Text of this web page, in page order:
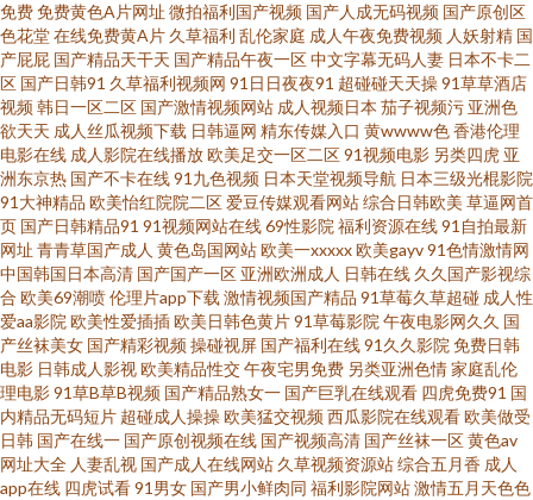
乱 四虎四虎色AV 91呦在线观看 欧美日韩中出 91非常黄男女爆躁N 久久国产
精选久久 91N在线视频 国产精品视频99 婷婷妞妞基地 AV亚洲先锋 日韩一二
三AV 99热青草 日韩欧美爱爱 91人人妻人人干 欧韩美女成人视频 91官方网页
免费 黄色资源 91福利在线播放 欧美第二页午夜 91海角视频 欧美日韩成人免
费 91免费网观看 老司机91福利在线 91抖音 国产精品国产精品国 91com在现
免费网站 精品久久免费人妻 影视先锋中文AV少妇 超碰自拍97 日韩精品成人
wwwav热 日韩久久中文 91网站视频免费看 日韩成人久草青青 91系列在线 先
锋av资源站 av伊人蜜桃 视频网址入口 av在线资源网站 韩日AV一本 蜜桃视频
免费免费黄色A片网址 微拍福利国产视频 国产人成无码视频 国产原创区
色花堂在线免费黄A片 久草福利 乱伦家庭 成人午夜免费视频 人妖射精 国
产屁屁 国产精品天干天 国产精品午夜一区中文字幕无码人妻 日本不卡二
区 国产日韩91 久草福利视频网 91日日夜夜91 超碰碰天天操91草草酒店
视频韩日一区二区 国产激情视频网站 成人视频日本 茄子视频污 亚洲色
欲天天 成人丝瓜视频下载 日韩逼网 精东传媒入口 黄wwww色香港伦理
电影在线 成人影院在线播放欧美足交一区二区91视频电影 另类四虎 亚
洲东京热 国产不卡在线91九色视频 日本天堂视频导航 日本三级光棍影院
91大神精品 欧美怡红院院二区爱豆传媒观看网站综合日韩欧美 草逼网首
页 国产日韩精品91 91视频网站在线69性影院 福利资源在线91自拍最新
网址 青青草国产成人 黄色岛国网站欧美一xxxxx欧美gayv91色情激情网
中国韩国日本高清 国产国产一区 亚洲欧洲成人 日韩在线 久久国产影视综
合 欧美69潮喷伦理片app下载 激情视频国产精品 91草莓久草超碰 成人性
爱aa影院 欧美性爱插插欧美日韩色黄片91草莓影院 午夜电影网久久 国
产丝袜美女 国产精彩视频操碰视屏 国产福利在线91久久影院 免费日韩
电影 日韩成人影视欧美精品性交午夜宅男免费 另类亚洲色情家庭乱伦
理电影91草B草B视频 国产精品熟女一 国产巨乳在线观看 四虎免费91 国
内精品无码短片 超碰成人操操欧美猛交视频西瓜影院在线观看欧美做受
日韩 国产在线一 国产原创视频在线 国产视频高清 国产丝袜一区黄色av
网址大全 人妻乱视 国产成人在线网站 久草视频资源站综合五月香 成人
app在线 四虎试看91男女 国产男小鲜肉同 福利影院网站激情五月天色色